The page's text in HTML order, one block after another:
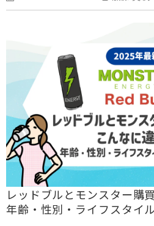
レッドブルとモンスター購
年齢・性別・ライフスタイ